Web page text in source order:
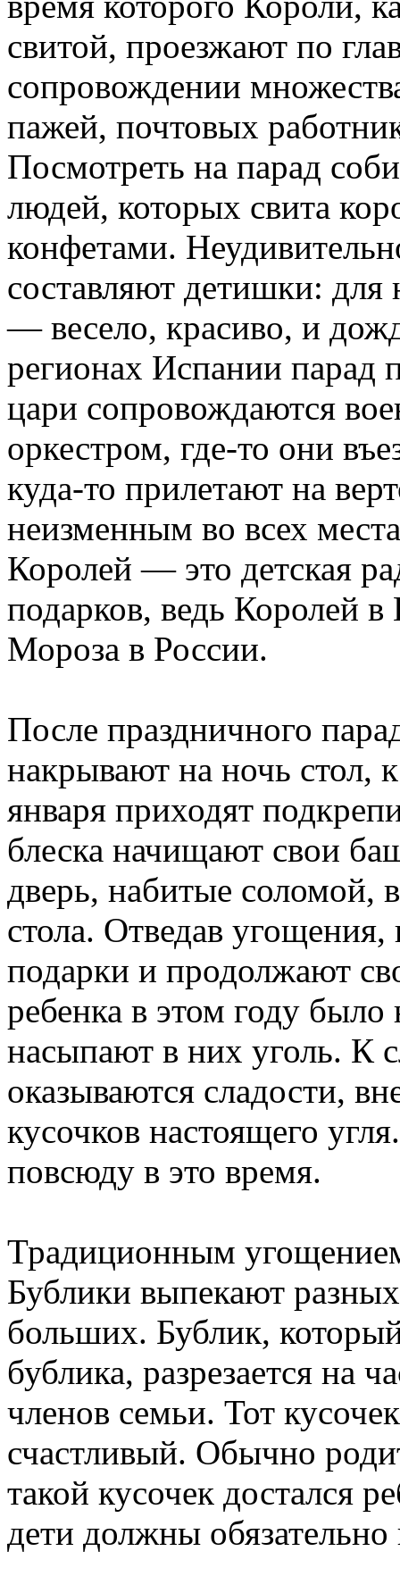
свитой, проезжают по
сопровождении
пажей, почтовых
Посмотреть на парад
людей, которых свита
конфетами.
составляют детишки: для
— весело, красиво, и
регионах Испании парад
цари сопровождаются
оркестром, где-то они
куда-то прилетают на
неизменным во всех
Королей — это детская
подарков, ведь Королей
Мороза в России.
После праздничного
накрывают на ночь стол,
января приходят
блеска начищают свои
дверь, набитые соломой,
стола. Отведав
подарки и продолжают
ребенка в этом году
насыпают в них уголь. К
оказываются сладости,
кусочков настоящего
повсюду в это время.
Традиционным
Бублики выпекают
больших. Бублик,
бублика, разрезается на
членов семьи. Тот
счастливый. Обычно
такой кусочек достался
дети должны